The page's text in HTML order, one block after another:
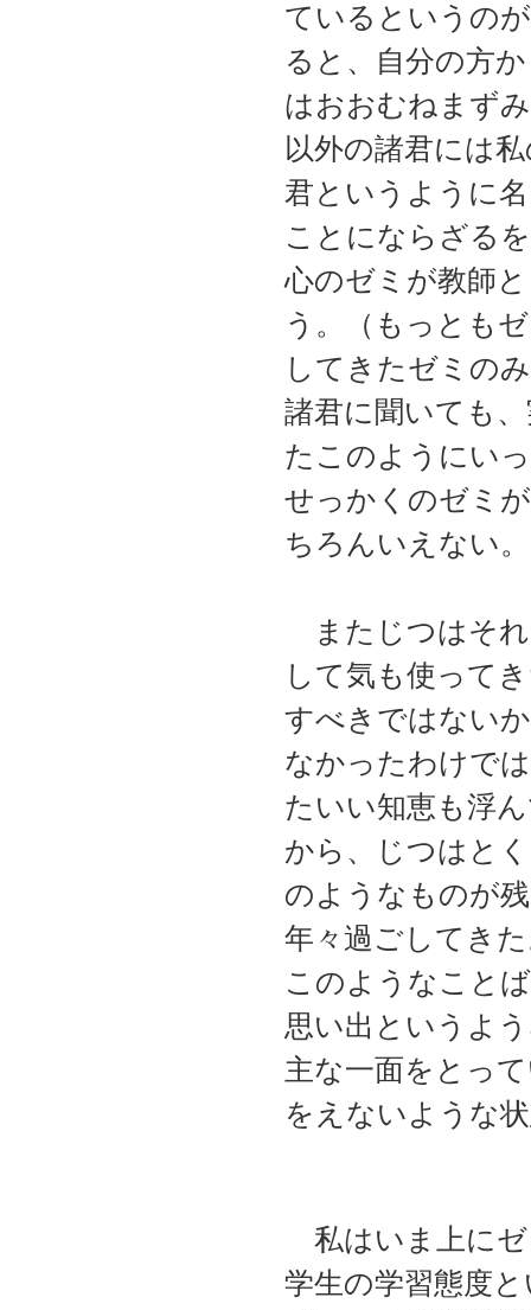
ているというの
ると、自分の方
はおおむねまず
以外の諸君には
君というように
ことにならざる
心のゼミが教師
う。（もっとも
してきたゼミの
諸君に聞いても
たこのようにい
せっかくのゼミ
ちろんいえない。
またじつはそれ
して気も使って
すべきではない
なかったわけで
たいい知恵も浮
から、じつはと
のようなものが
年々過ごしてき
このようなこと
思い出というよ
主な一面をとっ
をえないような
私はいま上にゼ
学生の学習態度